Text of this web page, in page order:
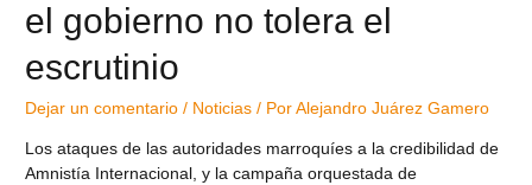
el gobierno no tolera el
escrutinio
Dejar un comentario / Noticias / PorAlejandro Juárez Gamero
Los ataques de las autoridades marroquíes a la credibilidad de
Amnistía Internacional, y la campaña orquestada de